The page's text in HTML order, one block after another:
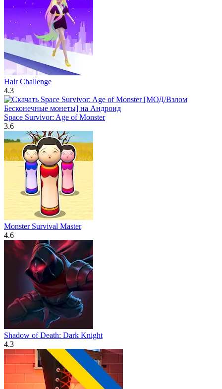
Hair Challenge
4.3
Space Survivor: Age of Monster
3.6
Monster Survival Master
4.6
Shadow of Death: Dark Knight
4.3